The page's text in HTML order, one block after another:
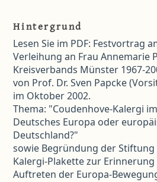
Hintergrund
Lesen Sie im PDF: Festvortrag
Verleihung an Frau Annemarie
Kreisverbands Münster 1967-
von Prof. Dr. Sven Papcke
im Oktober 2002.
Thema: "Coudenhove-Kalergi
Deutsches Europa oder
Deutschland?"
sowie Begründung der Stiftung
Kalergi-Plakette zur
Auftreten der Europa-